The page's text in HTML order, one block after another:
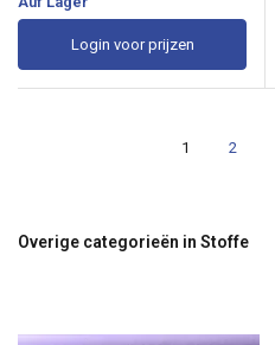
Login voor prijzen
1 2
Overige categorieën in Stoffe